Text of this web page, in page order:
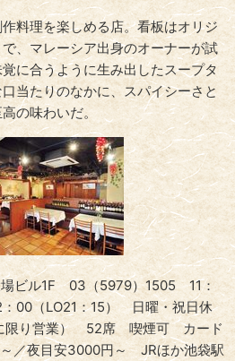
料理を楽しめる店。看板はオリジ
、マレーシア出身のオーナーが試
に合うように生み出したスープタ
当たりのなかに、スパイシーさと
の味わいだ。
ビル1F 03（5979）1505 11：
00（LO21：15） 日曜・祝日休
限り営業） 52席 喫煙可 カード
／夜目安3000円～ JRほか池袋駅